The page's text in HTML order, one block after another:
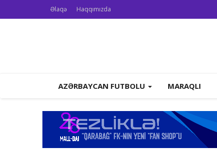
Əlaqə Haqqımızda
AZƏRBAYCAN FUTBOLU MARAQLI